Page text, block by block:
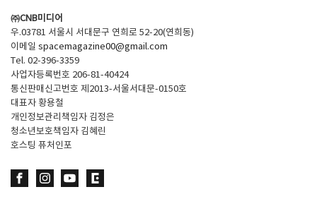
㈜CNB미디어
우.03781 서울시 서대문구 연희로 52-20(연희동)
이메일 spacemagazine00@gmail.com
Tel. 02-396-3359
사업자등록번호 206-81-40424
통신판매신고번호 제2013-서울서대문-0150호
대표자 황용철
개인정보관리책임자 김정은
청소년보호책임자 김혜린
호스팅 퓨처인포